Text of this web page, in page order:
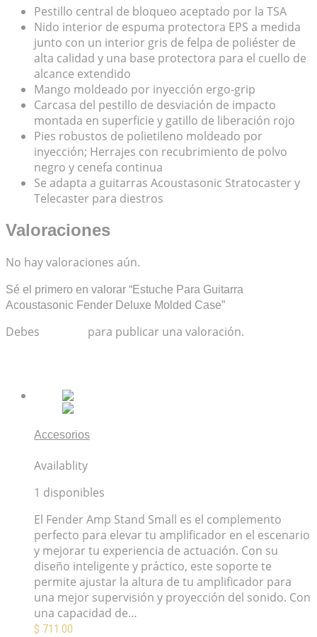
Pestillo central de bloqueo aceptado por la TSA
Nido interior de espuma protectora EPS a medida
junto con un interior gris de felpa de poliéster de
alta calidad y una base protectora para el cuello de
alcance extendido
Mango moldeado por inyección ergo-grip
Carcasa del pestillo de desviación de impacto
montada en superficie y gatillo de liberación rojo
Pies robustos de polietileno moldeado por
inyección; Herrajes con recubrimiento de polvo
negro y cenefa continua
Se adapta a guitarras Acoustasonic Stratocaster y
Telecaster para diestros
Valoraciones
No hay valoraciones aún.
Sé el primero en valorar “Estuche Para Guitarra
Acoustasonic Fender Deluxe Molded Case”
Debes para publicar una valoración.
Accesorios
Availablity
1 disponibles
El Fender Amp Stand Small es el complemento
perfecto para elevar tu amplificador en el escenario
y mejorar tu experiencia de actuación. Con su
diseño inteligente y práctico, este soporte te
permite ajustar la altura de tu amplificador para
una mejor supervisión y proyección del sonido. Con
una capacidad de…
$ 711.00